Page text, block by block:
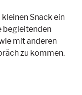
kleinen Snack ein
begleitenden
mit anderen
zu kommen.